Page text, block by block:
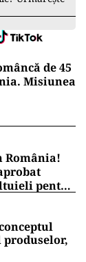
de 45
Misiunea
România!
pentru
produselor,